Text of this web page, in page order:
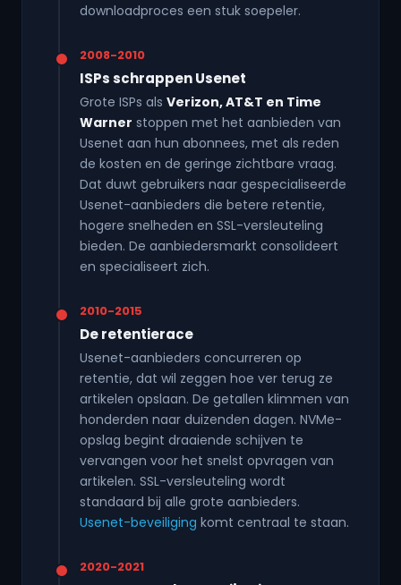
downloadproces een stuk soepeler.
2008-2010
ISPs schrappen Usenet
Grote ISPs als Verizon, AT&T en Time
Warner stoppen met het aanbieden van
Usenet aan hun abonnees, met als reden
de kosten en de geringe zichtbare vraag.
Dat duwt gebruikers naar gespecialiseerde
Usenet-aanbieders die betere retentie,
hogere snelheden en SSL-versleuteling
bieden. De aanbiedersmarkt consolideert
en specialiseert zich.
2010-2015
De retentierace
Usenet-aanbieders concurreren op
retentie, dat wil zeggen hoe ver terug ze
artikelen opslaan. De getallen klimmen van
honderden naar duizenden dagen. NVMe-
opslag begint draaiende schijven te
vervangen voor het snelst opvragen van
artikelen. SSL-versleuteling wordt
standaard bij alle grote aanbieders.
Usenet-beveiliging komt centraal te staan.
2020-2021